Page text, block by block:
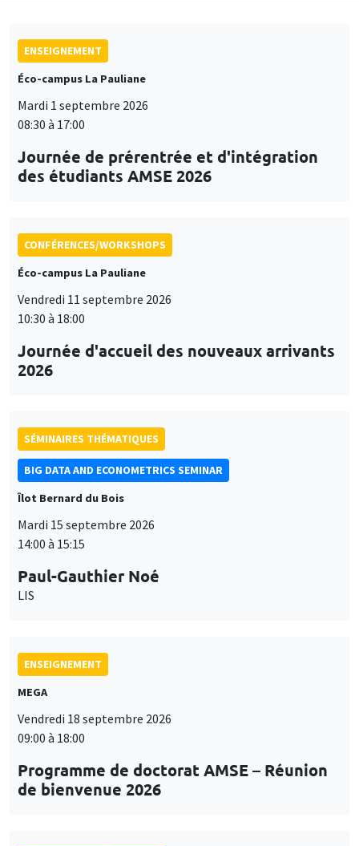
ENSEIGNEMENT
Éco-campus La Pauliane
Mardi 1 septembre 2026
08:30 à 17:00
Journée de prérentrée et d'intégration
des étudiants AMSE 2026
CONFÉRENCES/WORKSHOPS
Éco-campus La Pauliane
Vendredi 11 septembre 2026
10:30 à 18:00
Journée d'accueil des nouveaux arrivants
2026
SÉMINAIRES THÉMATIQUES
BIG DATA AND ECONOMETRICS SEMINAR
Îlot Bernard du Bois
Mardi 15 septembre 2026
14:00 à 15:15
Paul-Gauthier Noé
LIS
ENSEIGNEMENT
MEGA
Vendredi 18 septembre 2026
09:00 à 18:00
Programme de doctorat AMSE – Réunion
de bienvenue 2026